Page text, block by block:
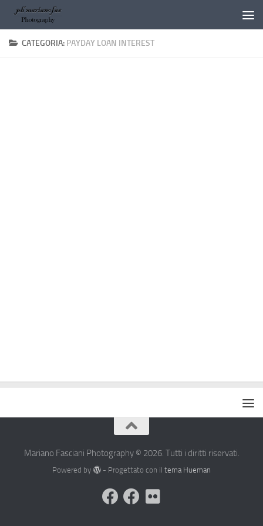
Salta al contenuto
CATEGORIA: PAYDAY LOAN INTEREST
Mariano Fasciani Photography © 2026. Tutti i diritti riservati.
Powered by - Progettato con il tema Hueman